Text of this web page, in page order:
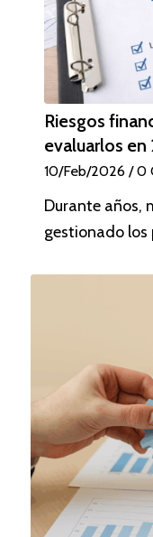
Riesgos
evaluarlos en
10/Feb/2026 / 0
Durante años,
gestionado